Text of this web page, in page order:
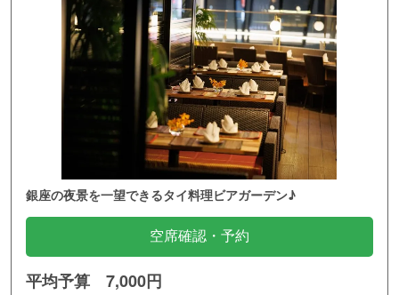
銀座の夜景を一望できるタイ料理ビアガーデン♪
空席確認・予約
平均予算 7,000円